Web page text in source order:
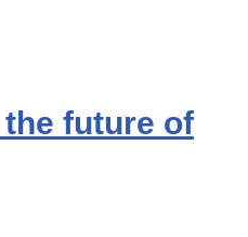
future of